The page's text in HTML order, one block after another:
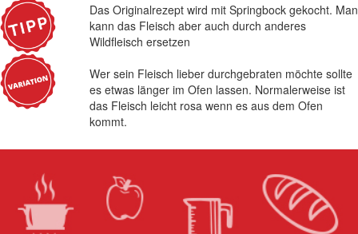
Das Originalrezept wird mit Springbock gekocht. Man
kann das Fleisch aber auch durch anderes
Wildfleisch ersetzen
Wer sein Fleisch lieber durchgebraten möchte sollte
es etwas länger im Ofen lassen. Normalerweise ist
das Fleisch leicht rosa wenn es aus dem Ofen
kommt.